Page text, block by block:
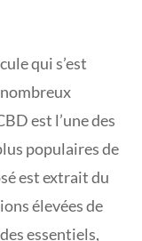
qui s’est
est l’une des
populaires de
est extrait du
élevées de
essentiels,